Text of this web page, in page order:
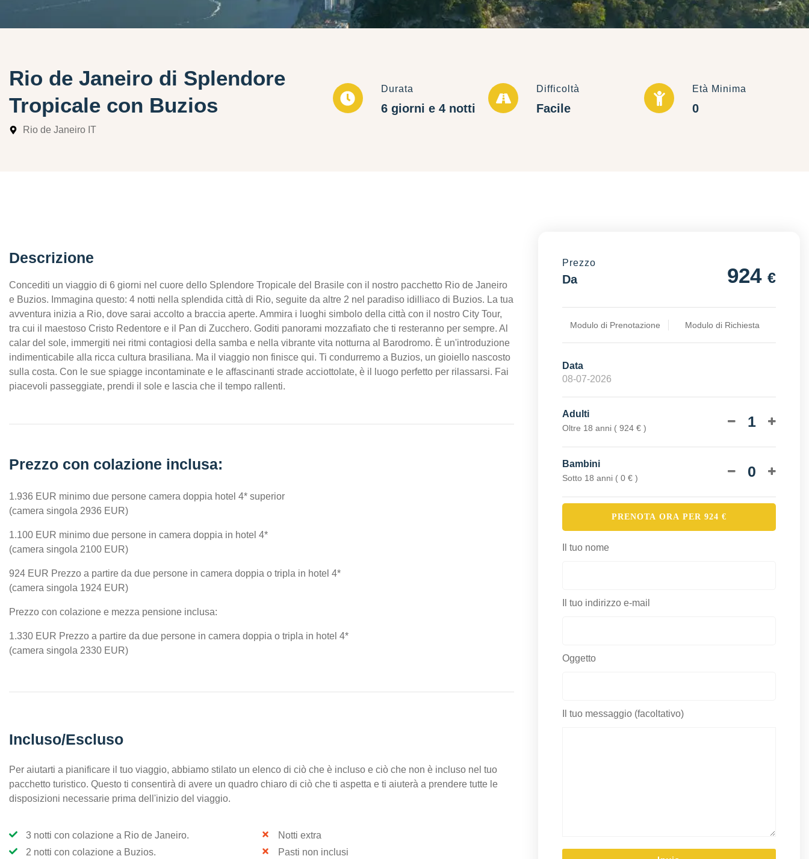
Rio de Janeiro di Splendore
Tropicale con Buzios
Rio de Janeiro IT
Durata
6 giorni e 4 notti
Difficoltà
Facile
Età Minima
0
Descrizione
Concediti un viaggio di 6 giorni nel cuore dello Splendore Tropicale del Brasile con il nostro pacchetto Rio de Janeiro
e Buzios. Immagina questo: 4 notti nella splendida città di Rio, seguite da altre 2 nel paradiso idilliaco di Buzios. La tua
avventura inizia a Rio, dove sarai accolto a braccia aperte. Ammira i luoghi simbolo della città con il nostro City Tour,
tra cui il maestoso Cristo Redentore e il Pan di Zucchero. Goditi panorami mozzafiato che ti resteranno per sempre. Al
calar del sole, immergiti nei ritmi contagiosi della samba e nella vibrante vita notturna al Barodromo. È un'introduzione
indimenticabile alla ricca cultura brasiliana. Ma il viaggio non finisce qui. Ti condurremo a Buzios, un gioiello nascosto
sulla costa. Con le sue spiagge incontaminate e le affascinanti strade acciottolate, è il luogo perfetto per rilassarsi. Fai
piacevoli passeggiate, prendi il sole e lascia che il tempo rallenti.
Prezzo con colazione inclusa:
1.936 EUR minimo due persone camera doppia hotel 4* superior
(camera singola 2936 EUR)
1.100 EUR minimo due persone in camera doppia in hotel 4*
(camera singola 2100 EUR)
924 EUR Prezzo a partire da due persone in camera doppia o tripla in hotel 4*
(camera singola 1924 EUR)
Prezzo con colazione e mezza pensione inclusa:
1.330 EUR Prezzo a partire da due persone in camera doppia o tripla in hotel 4*
(camera singola 2330 EUR)
Incluso/Escluso
Per aiutarti a pianificare il tuo viaggio, abbiamo stilato un elenco di ciò che è incluso e ciò che non è incluso nel tuo
pacchetto turistico. Questo ti consentirà di avere un quadro chiaro di ciò che ti aspetta e ti aiuterà a prendere tutte le
disposizioni necessarie prima dell'inizio del viaggio.
3 notti con colazione a Rio de Janeiro.
2 notti con colazione a Buzios.
Notti extra
Pasti non inclusi
Prezzo
Da 924 €
Modulo di Prenotazione Modulo di Richiesta
Data
Adulti
Oltre 18 anni ( 924 € ) 1
Bambini
Sotto 18 anni ( 0 € ) 0
PRENOTA ORA PER 924 €
Il tuo nome
Il tuo indirizzo e-mail
Oggetto
Il tuo messaggio (facoltativo)